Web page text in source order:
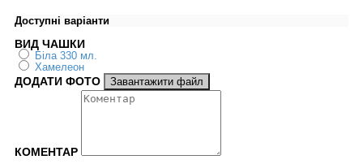
Доступні варіанти
ВИД ЧАШКИ
Біла 330 мл.
Хамелеон
ДОДАТИ ФОТО Завантажити файл
КОМЕНТАР